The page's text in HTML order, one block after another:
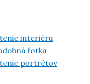
interiéru
fotka
portrétov